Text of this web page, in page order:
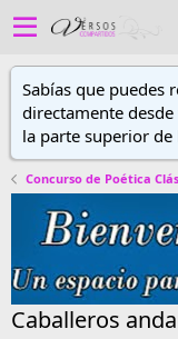
Sabías que puedes
directamente
la parte superior de
Concurso de Poética
Caballeros